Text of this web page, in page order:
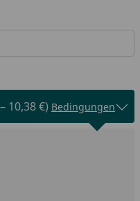
10,38 €) Bedingungen
eingeben
um eins erhöhen